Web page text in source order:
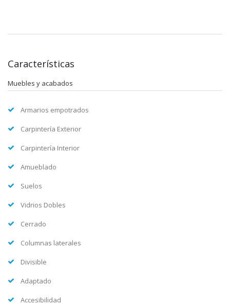
Características
Muebles y acabados
Armarios empotrados
Carpintería Exterior
Carpintería Interior
Amueblado
Suelos
Vidrios Dobles
Cerrado
Columnas laterales
Divisible
Adaptado
Accesibilidad